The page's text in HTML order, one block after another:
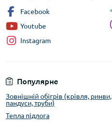
Популярне
Зовнішній обігрів (крівля, ринви,
пандуси, труби)
Тепла підлога
Facebook
Youtube
Instagram